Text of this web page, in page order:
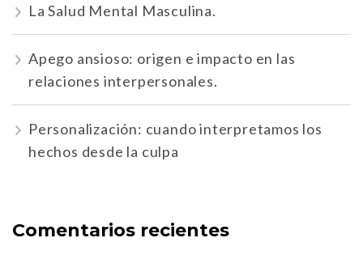
La Salud Mental Masculina.
Apego ansioso: origen e impacto en las
relaciones interpersonales.
Personalización: cuando interpretamos los
hechos desde la culpa
Comentarios recientes